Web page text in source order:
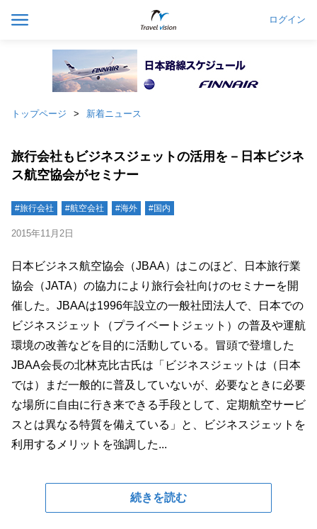
ログイン
トップページ 新着ニュース
旅行会社もビジネスジェットの活用を－日本ビジネ
ス航空協会がセミナー
#旅行会社 #航空会社 #海外 #国内
2015年11月2日
日本ビジネス航空協会（JBAA）はこのほど、日本旅行業
協会（JATA）の協力により旅行会社向けのセミナーを開
催した。JBAAは1996年設立の一般社団法人で、日本での
ビジネスジェット（プライベートジェット）の普及や運航
環境の改善などを目的に活動している。冒頭で登壇した
JBAA会長の北林克比古氏は「ビジネスジェットは（日本
では）まだ一般的に普及していないが、必要なときに必要
な場所に自由に行き来できる手段として、定期航空サービ
スとは異なる特質を備えている」と、ビジネスジェットを
利用するメリットを強調した...
続きを読む